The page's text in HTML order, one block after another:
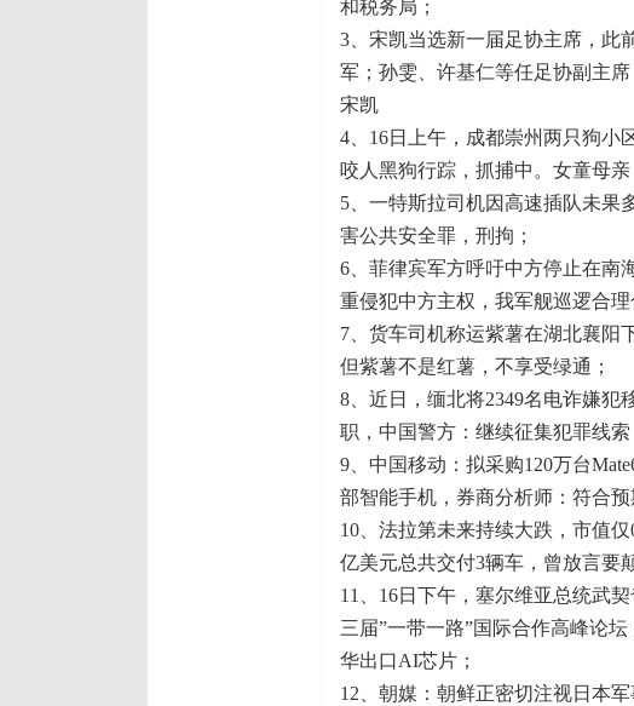
和税务局；
3、宋凯当选新一届足协主席，此
军；孙雯、许基仁等任足协副主席
宋凯
4、16日上午，成都崇州两只狗小
咬人黑狗行踪，抓捕中。女童母
5、一特斯拉司机因高速插队未果
害公共安全罪，刑拘；
6、菲律宾军方呼吁中方停止在南
重侵犯中方主权，我军舰巡逻合理
7、货车司机称运紫薯在湖北襄阳
但紫薯不是红薯，不享受绿通；
8、近日，缅北将2349名电诈嫌
职，中国警方：继续征集犯罪线
9、中国移动：拟采购120万台
部智能手机，券商分析师：符合预
10、法拉第未来持续大跌，市值
亿美元总共交付3辆车，曾放言要
11、16日下午，塞尔维亚总统武
三届”一带一路”国际合作高峰论
华出口AI芯片；
12、朝媒：朝鲜正密切注视日本